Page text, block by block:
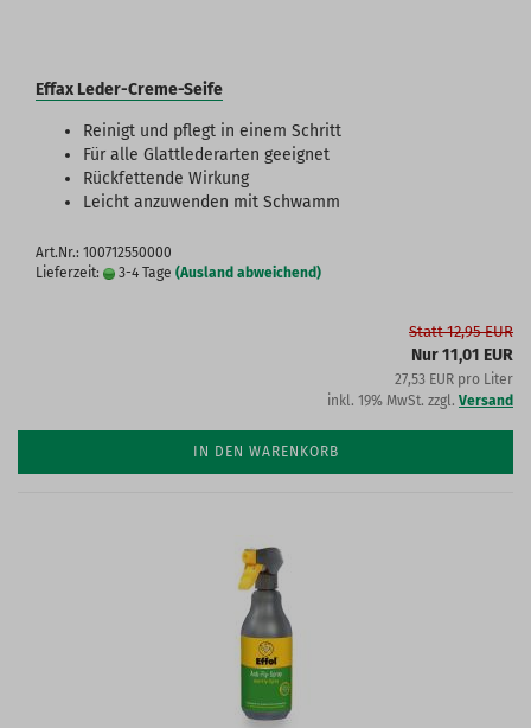
Effax Leder-Creme-Seife
Reinigt und pflegt in einem Schritt
Für alle Glattlederarten geeignet
Rückfettende Wirkung
Leicht anzuwenden mit Schwamm
Art.Nr.: 100712550000
Lieferzeit:
3-4 Tage (Ausland abweichend)
Statt 12,95 EUR
Nur 11,01 EUR
27,53 EUR pro Liter
inkl. 19% MwSt. zzgl. Versand
IN DEN WARENKORB